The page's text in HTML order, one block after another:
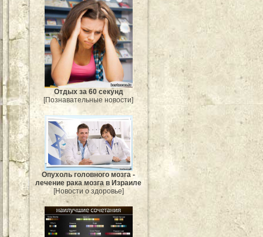
Отдых за 60 секунд
[Познавательные новости]
Опухоль головного мозга -
лечение рака мозга в Израиле
[Новости о здоровье]